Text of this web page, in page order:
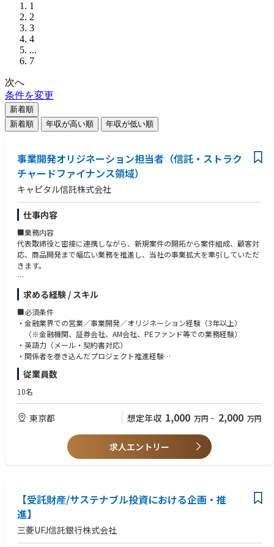
1
2
3
4
...
7
次へ
条件を変更
新着順
新着順
年収が高い順 年収が低い順
事業開発オリジネーション担当者（信託・ストラク
チャードファイナンス領域）
キャピタル信託株式会社
仕事内容
■業務内容
代表取締役と密接に連携しながら、新規案件の開拓から案件組成、顧客対
応、商品開発まで幅広い業務を推進し、当社の事業拡大を牽引していただ
きます。
1. 案件ソーシング・営業推進
・金融機関、アレンジャー、スポンサー、アセットマネージャーその他マ
ーケット関係者とのリレーション構築
・新規顧客開拓及び新規案件の獲得
・営業戦略の企画、立案及び実行
2. ストラクチャリング・提案業務
・顧客ニーズの把握及び各種ソリューションの提案
・受託条件の調整並びに手数料提案書等の作成
・商品内容、リスク及び契約条件に関する説明
3. 案件受託・プロジェクトマネジメント
・社内関係部署との案件受託条件及び受託可否の調整
・顧客デューデリジェンス（CDD/KYC）及び取引適合性確認の実施
・受託からクロージングまでの案件管理
4. クライアントリレーション
5. 商品開発・事業開発
・市場動向及び投資家ニーズの調査・分析
・新たな信託商品及びストラクチャーの企画・開発
・法務・コンプライアンス部門と連携した新サービスの導入検討
・新規事業及び事業拡大施策の推進
求める経験 / スキル
■必須条件
・金融業界での営業／事業開発／オリジネーション経験（3年以上）
（※金融機関、証券会社、AM会社、PEファンド等での業務経験）
・英語力（メール・契約書対応）
・関係者を巻き込んだプロジェクト推進経験
・高い提案・交渉力と案件推進力
■歓迎条件
・信託スキーム・信託商品の知識・経験
・シンジケートローン等のファイナンス実務経験
・金融関連法令の知識​‌
・クロスボーダー案件の経験​
・金融分野への知的好奇心と学習意欲がある方
・顧客志向で信頼関係を構築できる方
・高いコンプライアンス意識を持つ方
・変化を楽しみ、事業成長に貢献できる方
従業員数
10名
東京都 想定年収 1,000 万円 ~ 2,000 万円
求人エントリー
【受託財産/サステナブル投資における企画・推
進】
三菱UFJ信託銀行株式会社